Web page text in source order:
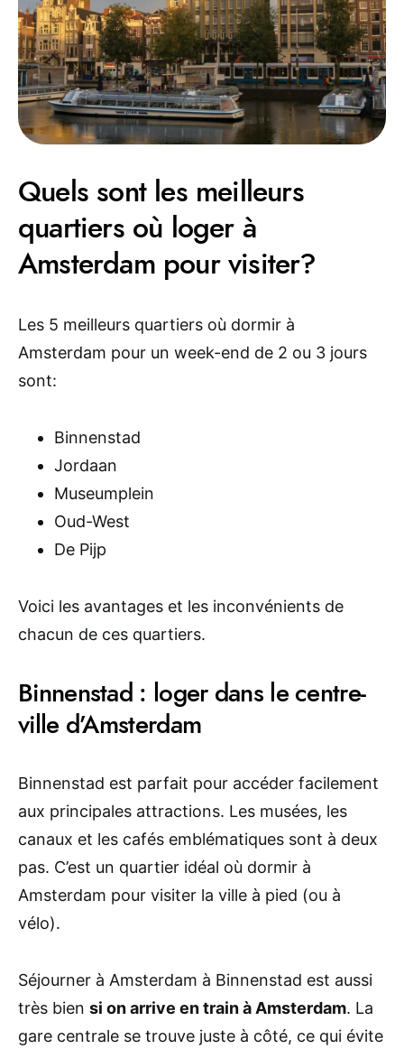
Quels sont les meilleurs
quartiers où loger à
Amsterdam pour visiter?
Les 5 meilleurs quartiers où dormir à
Amsterdam pour un week-end de 2 ou 3 jours
sont:
Binnenstad
Jordaan
Museumplein
Oud-West
De Pijp
Voici les avantages et les inconvénients de
chacun de ces quartiers.
Binnenstad : loger dans le centre-
ville d’Amsterdam
Binnenstad est parfait pour accéder facilement
aux principales attractions. Les musées, les
canaux et les cafés emblématiques sont à deux
pas. C’est un quartier idéal où dormir à
Amsterdam pour visiter la ville à pied (ou à
vélo).
Séjourner à Amsterdam à Binnenstad est aussi
très bien si on arrive en train à Amsterdam. La
gare centrale se trouve juste à côté, ce qui évite